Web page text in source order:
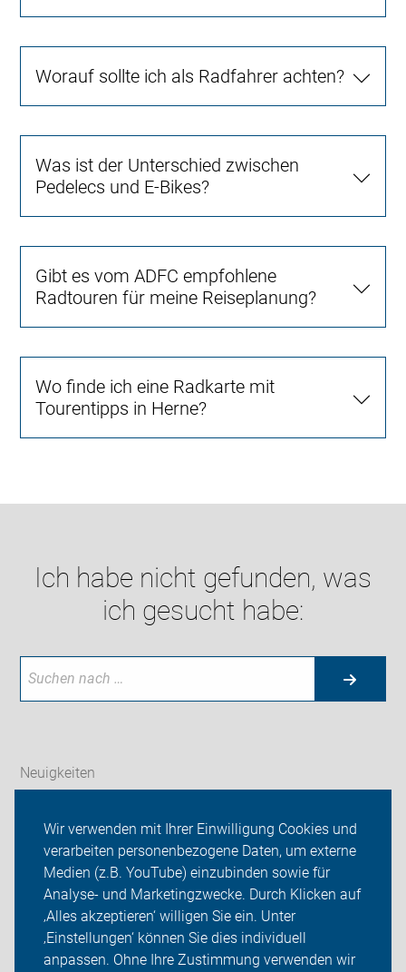
Wir verwenden mit Ihrer Einwilligung Cookies und
verarbeiten personenbezogene Daten, um externe
Medien (z.B. YouTube) einzubinden sowie für
Analyse- und Marketingzwecke. Durch Klicken auf
‚Alles akzeptieren‘ willigen Sie ein. Unter
‚Einstellungen‘ können Sie dies individuell
anpassen. Ohne Ihre Zustimmung verwenden wir
Worauf sollte ich als Radfahrer achten?
Was ist der Unterschied zwischen
Pedelecs und E-Bikes?
Gibt es vom ADFC empfohlene
Radtouren für meine Reiseplanung?
Wo finde ich eine Radkarte mit
Tourentipps in Herne?
Ich habe nicht gefunden, was
ich gesucht habe:
Neuigkeiten
Radfahren in Herne
Sei dabei
Presse